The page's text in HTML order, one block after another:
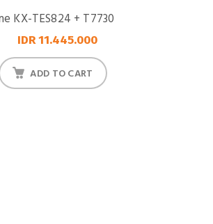
KX-TES824 + T7730
IDR 11.445.000
ADD TO CART